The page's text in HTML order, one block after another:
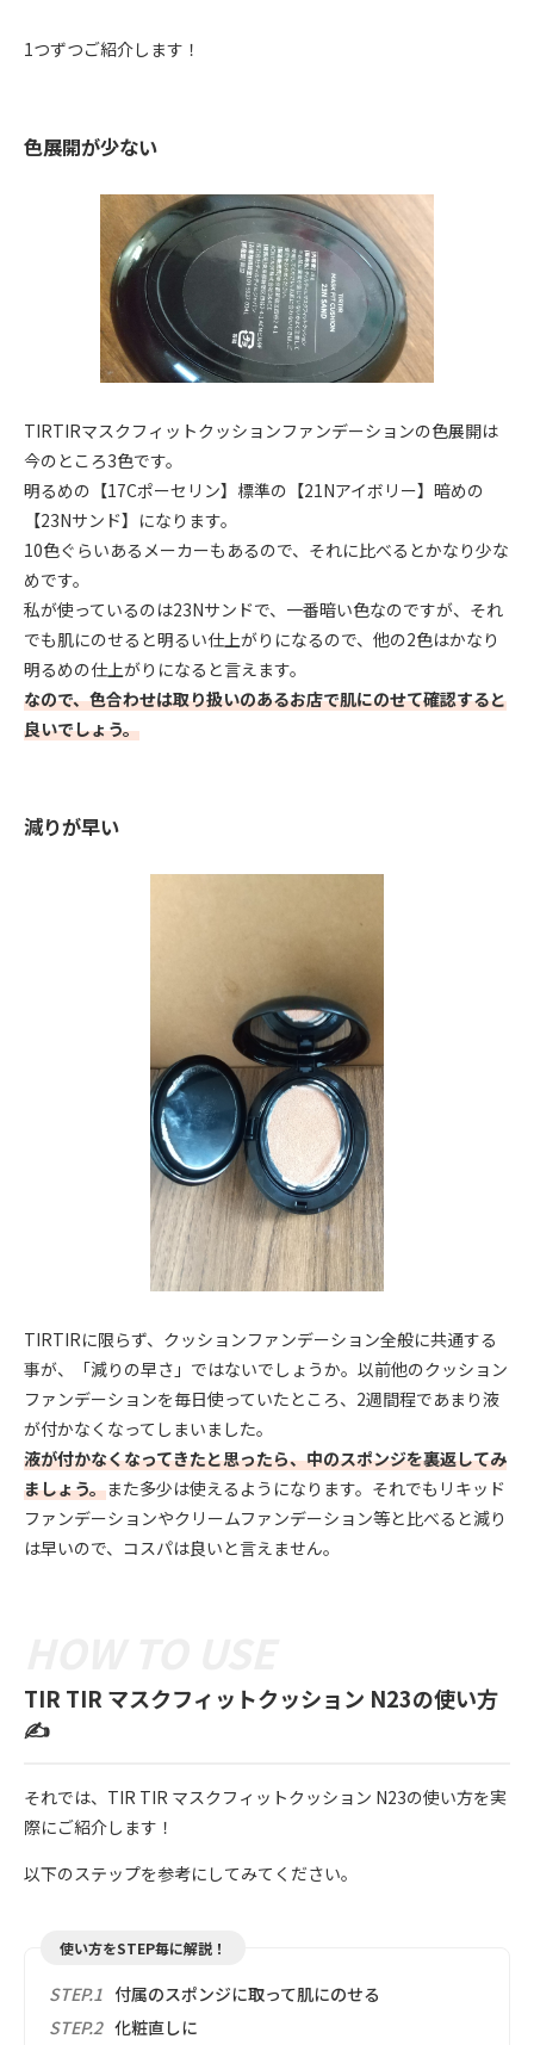
1つずつご紹介します！
色展開が少ない
TIRTIRマスクフィットクッションファンデーションの色展開は
今のところ3色です。
明るめの【17Cポーセリン】標準の【21Nアイボリー】暗めの
【23Nサンド】になります。
10色ぐらいあるメーカーもあるので、それに比べるとかなり少な
めです。
私が使っているのは23Nサンドで、一番暗い色なのですが、それ
でも肌にのせると明るい仕上がりになるので、他の2色はかなり
明るめの仕上がりになると言えます。
なので、色合わせは取り扱いのあるお店で肌にのせて確認すると
良いでしょう。
減りが早い
TIRTIRに限らず、クッションファンデーション全般に共通する
事が、「減りの早さ」ではないでしょうか。以前他のクッション
ファンデーションを毎日使っていたところ、2週間程であまり液
が付かなくなってしまいました。
液が付かなくなってきたと思ったら、中のスポンジを裏返してみ
ましょう。また多少は使えるようになります。それでもリキッド
ファンデーションやクリームファンデーション等と比べると減り
は早いので、コスパは良いと言えません。
TIR TIR マスクフィットクッション N23の使い方
✍️
それでは、TIR TIR マスクフィットクッション N23の使い方を実
際にご紹介します！
以下のステップを参考にしてみてください。
使い方をSTEP毎に解説！
STEP.1 付属のスポンジに取って肌にのせる
STEP.2 化粧直しに